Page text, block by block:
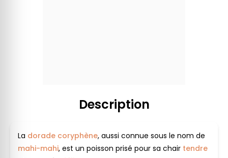
Description
La dorade coryphène, aussi connue sous le nom de
mahi-mahi, est un poisson prisé pour sa chair tendre